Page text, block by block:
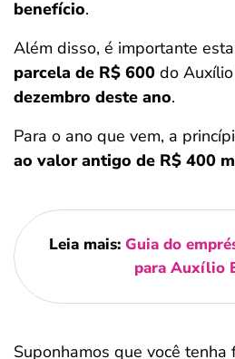
benefício.
Além disso, é importante
parcela de R$ 600 do
dezembro deste ano.
Para o ano que vem, a
ao valor antigo de R$ 400
Leia mais: Guia do
para Auxílio
Suponhamos que você